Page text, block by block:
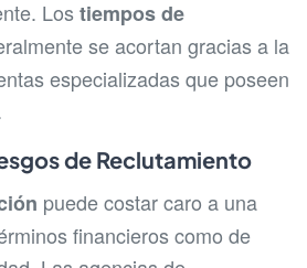
Los tiempos de
se acortan gracias a la
especializadas que poseen
de Reclutamiento
puede costar caro a una
financieros como de